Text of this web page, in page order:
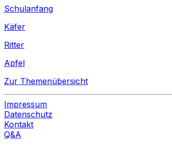
Schulanfang
Käfer
Ritter
Apfel
Zur Themenübersicht
Impressum
Datenschutz
Kontakt
Q&A